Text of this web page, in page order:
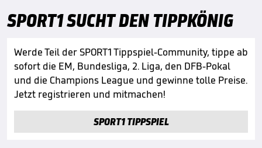
SPORT1 SUCHT DEN TIPPKÖNIG
Werde Teil der SPORT1 Tippspiel-Community, tippe ab
sofort die EM, Bundesliga, 2. Liga, den DFB-Pokal
und die Champions League und gewinne tolle Preise.
Jetzt registrieren und mitmachen!
SPORT1 TIPPSPIEL